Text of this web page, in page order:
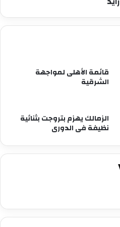
قائمة الأهلى لمواجهة
الشرقية
الزمالك يهزم بتروجت بثنائية
نظيفة فى الدورى